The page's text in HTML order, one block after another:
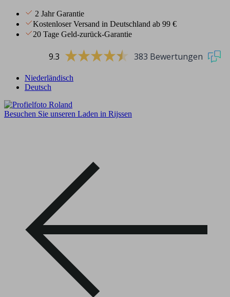
2 Jahr Garantie
Kostenloser Versand in Deutschland ab 99 €
20 Tage Geld-zurück-Garantie
9.3 383 Bewertungen
Niederländisch
Deutsch
Besuchen Sie unseren Laden in Rijssen